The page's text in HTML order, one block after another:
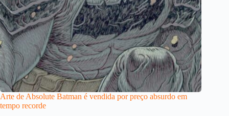
Arte de Absolute Batman é vendida por preço absurdo em
tempo recorde